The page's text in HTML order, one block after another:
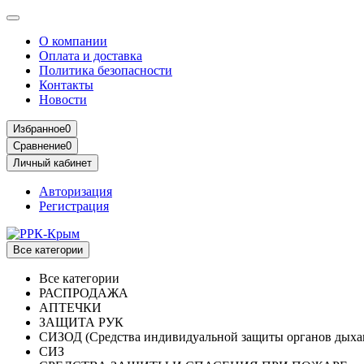
О компании
Оплата и доставка
Политика безопасности
Контакты
Новости
Избранное0
Сравнение0
Личный кабинет
Авторизация
Регистрация
Все категории
Все категории
РАСПРОДАЖА
АПТЕЧКИ
ЗАЩИТА РУК
СИЗОД (Средства индивидуальной защиты органов
СИЗ